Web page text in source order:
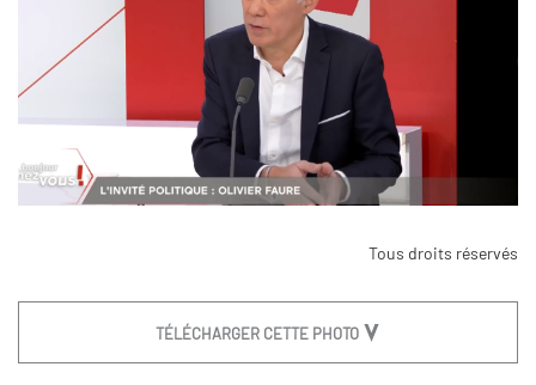
Tous droits réservés
TÉLÉCHARGER CETTE PHOTO